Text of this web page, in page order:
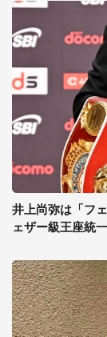
井上尚弥は「フ
ェザー級王座統